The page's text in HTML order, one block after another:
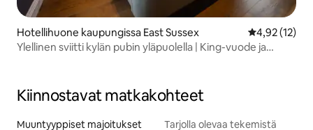
Hotellihuone kaupungissa East Sussex
4,92 (12)
Ylellinen sviitti kylän pubin yläpuolella | King-vuode ja
Kiinnostavat matkakohteet
Muuntyyppiset majoitukset Tarjolla olevaa tekemistä